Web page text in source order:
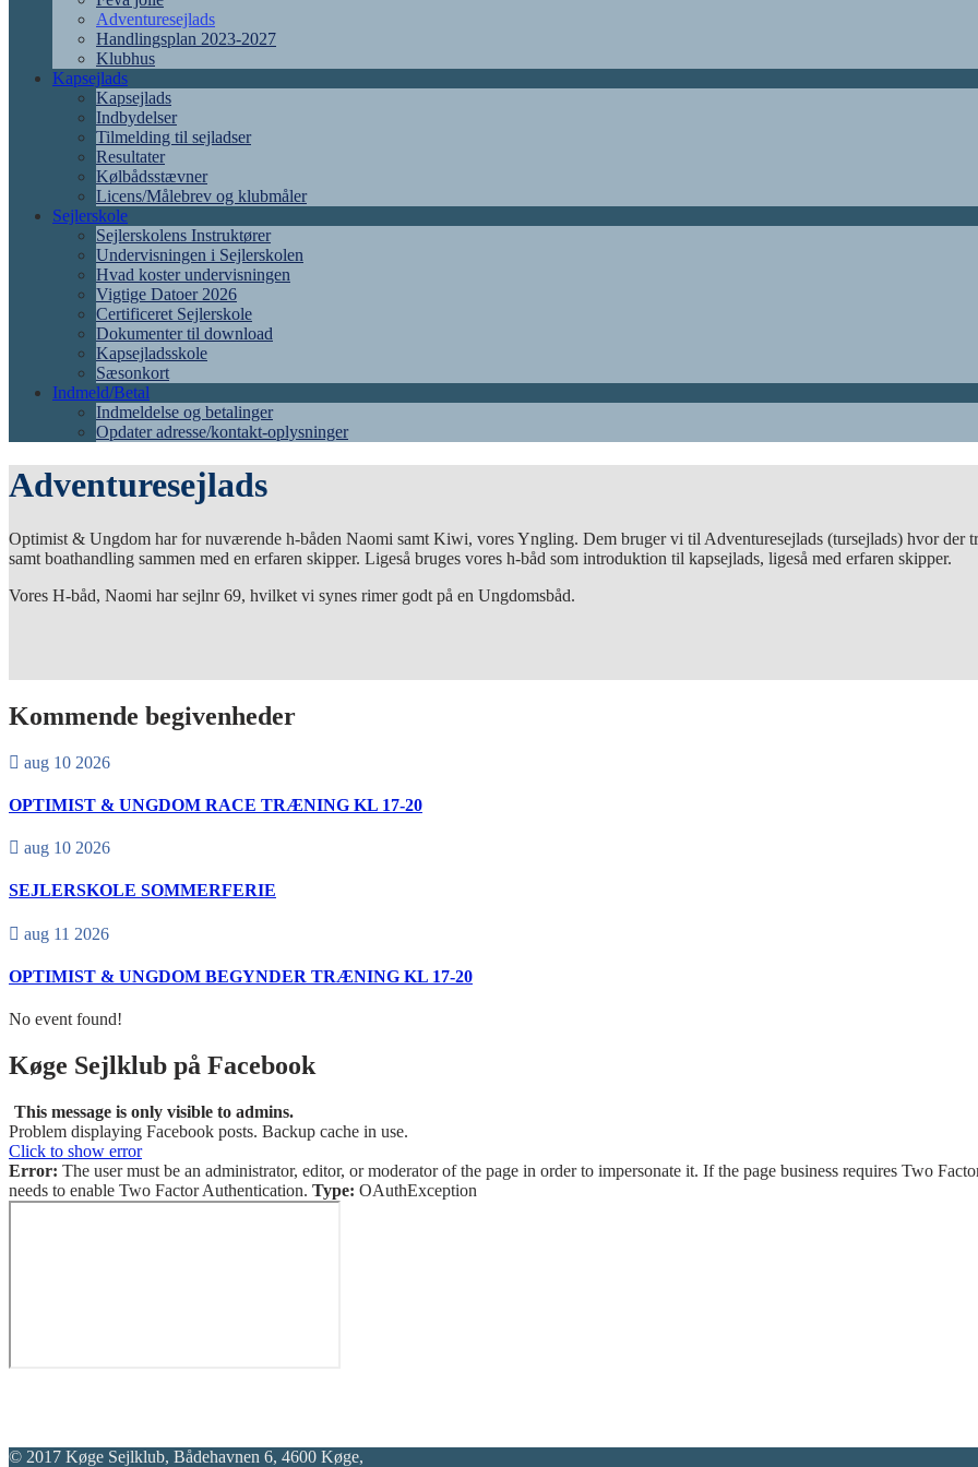
Adventuresejlads
Handlingsplan 2023-2027
Klubhus
Kapsejlads
Kapsejlads
Indbydelser
Tilmelding til sejladser
Resultater
Kølbådsstævner
Licens/Målebrev og klubmåler
Sejlerskole
Sejlerskolens Instruktører
Undervisningen i Sejlerskolen
Hvad koster undervisningen
Vigtige Datoer 2026
Certificeret Sejlerskole
Dokumenter til download
Kapsejladsskole
Sæsonkort
Indmeld/Betal
Indmeldelse og betalinger
Opdater adresse/kontakt-oplysninger
Adventuresejlads
Optimist & Ungdom har for nuværende h-båden Naomi samt Kiwi, vores Yngling. Dem bruger vi til Adventuresejlads (tursejlads) hvor der
samt boathandling sammen med en erfaren skipper. Ligeså bruges vores h-båd som introduktion til kapsejlads, ligeså med erfaren skipper.
Vores H-båd, Naomi har sejlnr 69, hvilket vi synes rimer godt på en Ungdomsbåd.
Kommende begivenheder
aug 10 2026
OPTIMIST & UNGDOM RACE TRÆNING KL 17-20
aug 10 2026
SEJLERSKOLE SOMMERFERIE
aug 11 2026
OPTIMIST & UNGDOM BEGYNDER TRÆNING KL 17-20
No event found!
Køge Sejlklub på Facebook
This message is only visible to admins.
Problem displaying Facebook posts. Backup cache in use.
Click to show error
Error: The user must be an administrator, editor, or moderator of the page in order to impersonate it. If the page business requires Two
needs to enable Two Factor Authentication. Type: OAuthException
© 2017 Køge Sejlklub, Bådehavnen 6, 4600 Køge,